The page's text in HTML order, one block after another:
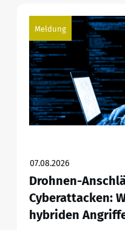
Meldung
07.08.2026
Drohnen-
Cyberattacken:
hybriden